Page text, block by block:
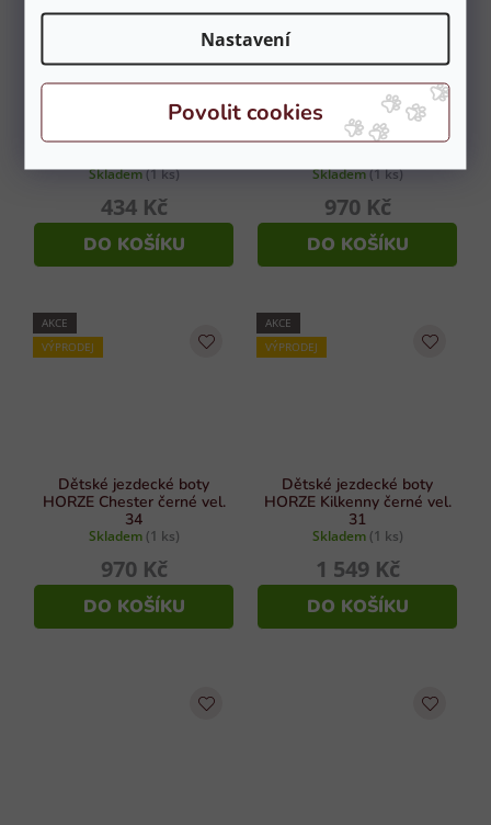
Nastavení
Dámské jezdecké rukavice
HORZE kožené - hnědé vel.
Skladem(1 ks)
434 Kč
DO KOŠÍKU
Dětské jezdecké boty
HORZE Chester černé vel.
Skladem(1 ks)
970 Kč
DO KOŠÍKU
AKCE
VÝPRODEJ
Dětské jezdecké boty
HORZE Chester černé vel.
34
Skladem (1 ks)
970 Kč
DO KOŠÍKU
AKCE
VÝPRODEJ
Dětské jezdecké boty
HORZE Kilkenny černé vel.
31
Skladem (1 ks)
1 549 Kč
DO KOŠÍKU